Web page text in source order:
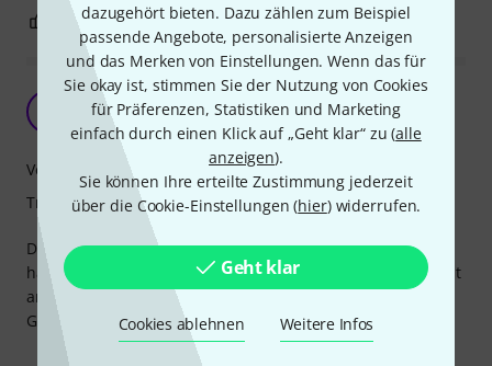
dazugehört bieten. Dazu zählen zum Beispiel
passende Angebote, personalisierte Anzeigen
und das Merken von Einstellungen. Wenn das für
Sie okay ist, stimmen Sie der Nutzung von Cookies
für Präferenzen, Statistiken und Marketing
einfach durch einen Klick auf „Geht klar“ zu (alle
anzeigen).
Sie können Ihre erteilte Zustimmung jederzeit
über die Cookie-Einstellungen (hier) widerrufen.
Geht klar
Cookies ablehnen Weitere Infos
0 BEWERTUNG MELDEN
Der Beste!
André YnoT 08.09.2019
Der Gurt hält was er verspricht! Meine Custom Explorer
hängt einfach perfekt und fühlt sich wirklich leichter als mit
anderen Gurten an :-) Ich werde für meine anderen
Gitarren auch noch Gurte von Neotech kaufen!
Verarbeitung
Tragekomfort